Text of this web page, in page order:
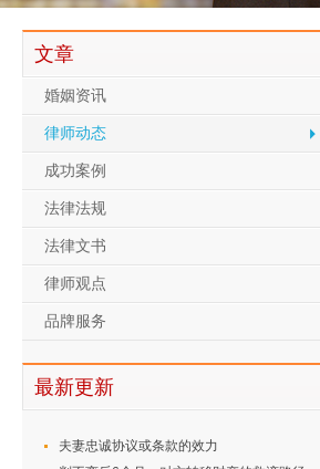
文章
婚姻资讯
律师动态
成功案例
法律法规
法律文书
律师观点
品牌服务
最新更新
夫妻忠诚协议或条款的效力